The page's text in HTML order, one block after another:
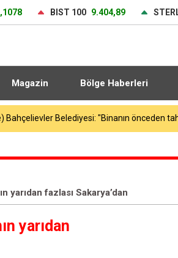
BIST 100 9.404,89
Magazin Bölge Haberleri
yeni sezon hazırlıklarını sürdürdü
yarıdan fazlası Sakarya’dan
yarıdan